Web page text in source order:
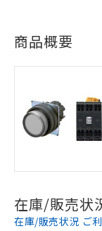
商品概要
在庫/販売状
在庫/販売状況 ご